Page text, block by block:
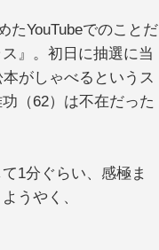
YouTubeでのことだ
』。初日に抽選に当
がしゃべるというス
（62）は不在だった
1分ぐらい、感極ま
うやく、